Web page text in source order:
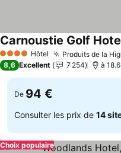
4 Étoiles Hôtel Produits de la
Carnoustie Golf
8,6 Excellent 7 254 à
De 94 €
Consulter les prix de 14
Choix populaire